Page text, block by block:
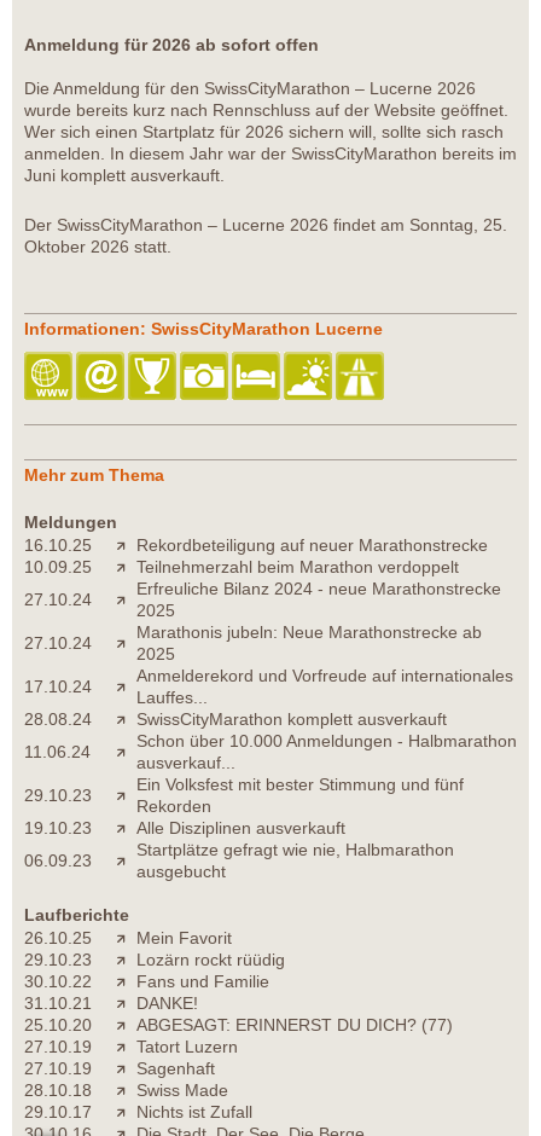
Anmeldung für 2026 ab sofort offen
Die Anmeldung für den SwissCityMarathon – Lucerne 2026
wurde bereits kurz nach Rennschluss auf der Website geöffnet.
Wer sich einen Startplatz für 2026 sichern will, sollte sich rasch
anmelden. In diesem Jahr war der SwissCityMarathon bereits im
Juni komplett ausverkauft.
Der SwissCityMarathon – Lucerne 2026 findet am Sonntag, 25.
Oktober 2026 statt.
Informationen: SwissCityMarathon Lucerne
Mehr zum Thema
Meldungen
16.10.25
Rekordbeteiligung auf neuer Marathonstrecke
10.09.25
Teilnehmerzahl beim Marathon verdoppelt
27.10.24
Erfreuliche Bilanz 2024 - neue Marathonstrecke
2025
27.10.24
Marathonis jubeln: Neue Marathonstrecke ab
2025
17.10.24
Anmelderekord und Vorfreude auf internationales
Lauffes...
28.08.24
SwissCityMarathon komplett ausverkauft
11.06.24
Schon über 10.000 Anmeldungen - Halbmarathon
ausverkauf...
29.10.23
Ein Volksfest mit bester Stimmung und fünf
Rekorden
19.10.23
Alle Disziplinen ausverkauft
06.09.23
Startplätze gefragt wie nie, Halbmarathon
ausgebucht
Laufberichte
26.10.25
Mein Favorit
29.10.23
Lozärn rockt rüüdig
30.10.22
Fans und Familie
31.10.21
DANKE!
25.10.20
ABGESAGT: ERINNERST DU DICH? (77)
27.10.19
Tatort Luzern
27.10.19
Sagenhaft
28.10.18
Swiss Made
29.10.17
Nichts ist Zufall